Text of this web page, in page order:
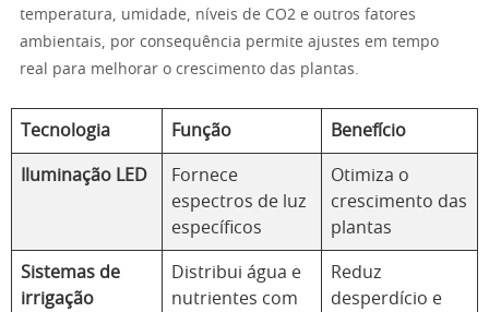
temperatura, umidade, níveis de CO2 e outros fatores
ambientais, por consequência permite ajustes em tempo
real para melhorar o crescimento das plantas.
Tecnologia Função Benefício
Iluminação LED
Fornece
espectros de luz
específicos
Otimiza o
crescimento das
plantas
Sistemas de
irrigação
Distribui água e
nutrientes com
Reduz
desperdício e